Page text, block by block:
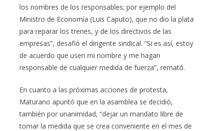
los nombres de los responsables; por ejemplo del
Ministro de Economía (Luis Caputo), que no dio la plata
para reparar los trenes, y de los directivos de las
empresas”, desafió el dirigente sindical. “Si es así, estoy
de acuerdo que usen mi nombre y me hagan
responsable de cualquier medida de fuerza”, remató.
En cuanto a las próximas acciones de protesta,
Maturano apuntó que en la asamblea se decidió,
también por unanimidad, “dejar un mandato libre de
tomar la medida que se crea conveniente en el mes de